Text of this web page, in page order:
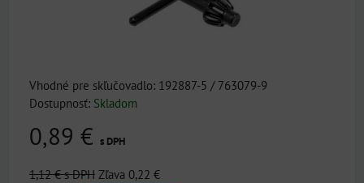
Vhodné pre skľučovadlo: 192887-5 / 763079-9
Dostupnosť: Skladom
0,89 € s DPH
1,12 €s DPH Zľava 0,22 €